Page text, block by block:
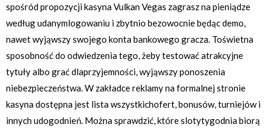
spośród propozycji kasyna Vulkan Vegas zagrasz na pieniądze
według udanymlogowaniu i zbytnio bezowocnie będąc demo,
nawet wyjąwszy swojego konta bankowego gracza. Toświetna
sposobność do odwiedzenia tego, żeby testować atrakcyjne
tytuły albo grać dlaprzyjemności, wyjąwszy ponoszenia
niebezpieczeństwa. W zakładce reklamy na formalnej stronie
kasyna dostępna jest lista wszystkichofert, bonusów, turniejów i
innych udogodnień. Można sprawdzić, które slotytygodnia biorą